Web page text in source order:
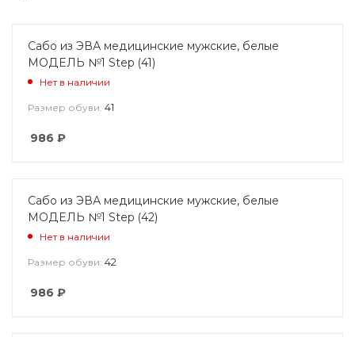
Сабо из ЭВА медицинские мужские, белые
МОДЕЛЬ №1 Step (41)
Нет в наличии
Размер обуви: 41
986 ₽
Сабо из ЭВА медицинские мужские, белые
МОДЕЛЬ №1 Step (42)
Нет в наличии
Размер обуви: 42
986 ₽